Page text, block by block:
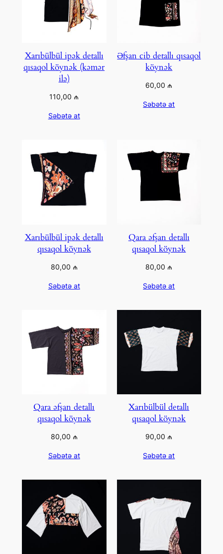
Xarıbülbül ipək detallı
qısaqol köynək (kəmər
ilə)
110,00 ₼
Səbətə at
Əfşan cib detallı qısaqol
köynək
60,00 ₼
Səbətə at
Xarıbülbül ipək detallı
qısaqol köynək
80,00 ₼
Səbətə at
Qara əfşan detallı
qısaqol köynək
80,00 ₼
Səbətə at
Qara əfşan detallı
qısaqol köynək
80,00 ₼
Səbətə at
Xarıbülbül detallı
qısaqol köynək
90,00 ₼
Səbətə at